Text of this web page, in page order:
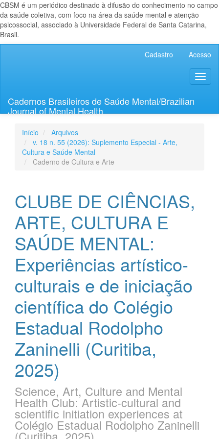
CBSM é um periódico destinado à difusão do conhecimento no campo
da saúde coletiva, com foco na área da saúde mental e atenção
psicossocial, associado à Universidade Federal de Santa Catarina,
Brasil.
Lateral
Cadastro Acesso
Cadernos Brasileiros de Saúde Mental/Brazilian
Journal of Mental Health
Início
Arquivos
v. 18 n. 55 (2026): Suplemento Especial - Arte,
Cultura e Saúde Mental
Caderno de Cultura e Arte
CLUBE DE CIÊNCIAS,
ARTE, CULTURA E
SAÚDE MENTAL:
Experiências artístico-
culturais e de iniciação
científica do Colégio
Estadual Rodolpho
Zaninelli (Curitiba,
2025)
Science, Art, Culture and Mental
Health Club: Artistic-cultural and
scientific initiation experiences at
Colégio Estadual Rodolpho Zaninelli